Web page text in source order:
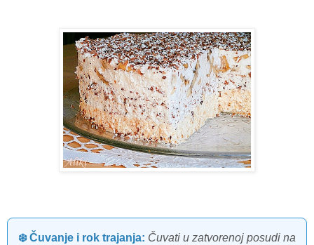
❄️ Čuvanje i rok trajanja: Čuvati u zatvorenoj posudi na